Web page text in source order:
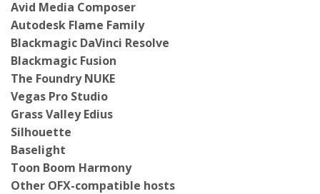
Avid Media Composer
Autodesk Flame Family
Blackmagic DaVinci Resolve
Blackmagic Fusion
The Foundry NUKE
Vegas Pro Studio
Grass Valley Edius
Silhouette
Baselight
Toon Boom Harmony
Other OFX-compatible hosts